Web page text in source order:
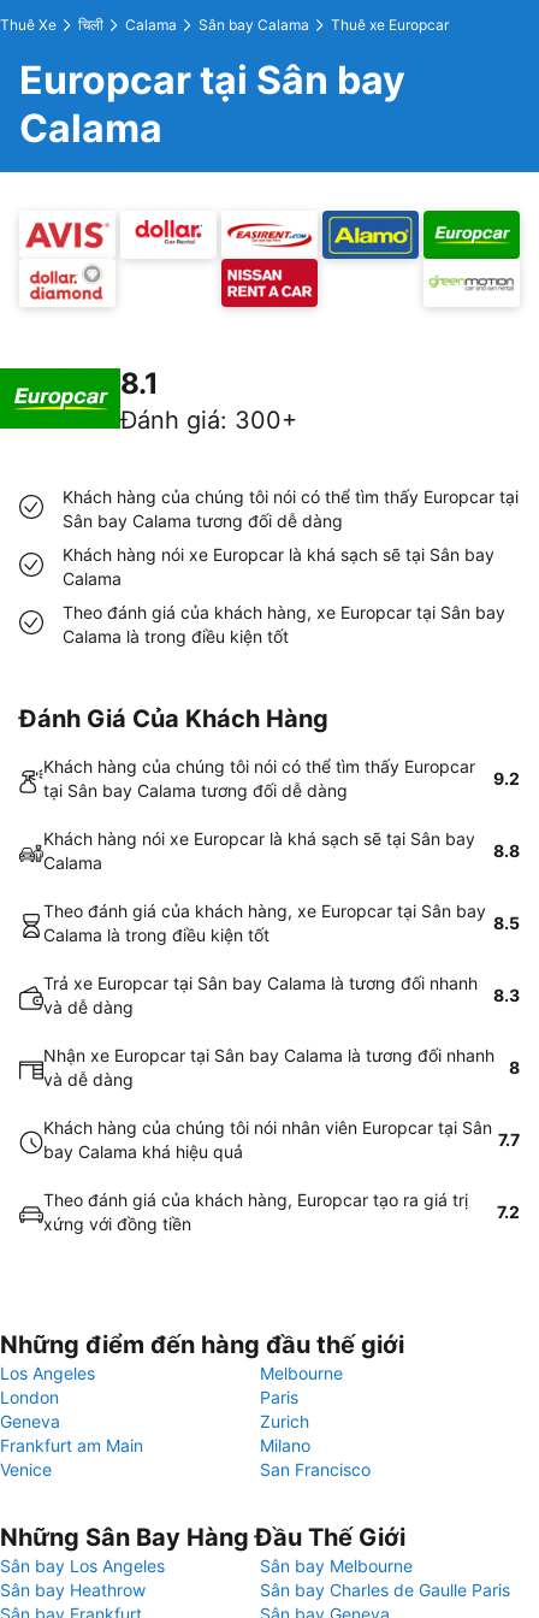
Thuê Xe चिली Calama Sân bay Calama Thuê xe Europcar
Europcar tại Sân bay
Calama
8.1
Đánh giá: 300+
Khách hàng của chúng tôi nói có thể tìm thấy Europcar tại
Sân bay Calama tương đối dễ dàng
Khách hàng nói xe Europcar là khá sạch sẽ tại Sân bay
Calama
Theo đánh giá của khách hàng, xe Europcar tại Sân bay
Calama là trong điều kiện tốt
Đánh Giá Của Khách Hàng
Khách hàng của chúng tôi nói có thể tìm thấy Europcar
tại Sân bay Calama tương đối dễ dàng
9.2
Khách hàng nói xe Europcar là khá sạch sẽ tại Sân bay
Calama
8.8
Theo đánh giá của khách hàng, xe Europcar tại Sân bay
Calama là trong điều kiện tốt
8.5
Trả xe Europcar tại Sân bay Calama là tương đối nhanh
và dễ dàng
8.3
Nhận xe Europcar tại Sân bay Calama là tương đối nhanh
và dễ dàng
8
Khách hàng của chúng tôi nói nhân viên Europcar tại Sân
bay Calama khá hiệu quả
7.7
Theo đánh giá của khách hàng, Europcar tạo ra giá trị
xứng với đồng tiền
7.2
Những điểm đến hàng đầu thế giới
Los Angeles
Melbourne
London
Paris
Geneva
Zurich
Frankfurt am Main
Milano
Venice
San Francisco
Những Sân Bay Hàng Đầu Thế Giới
Sân bay Los Angeles
Sân bay Melbourne
Sân bay Heathrow
Sân bay Charles de Gaulle Paris
Sân bay Frankfurt
Sân bay Geneva